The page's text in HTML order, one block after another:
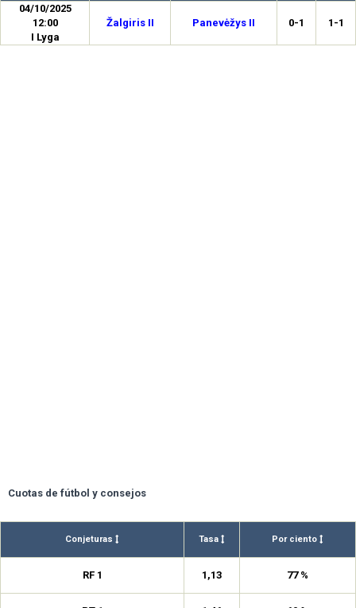
04/10/2025
12:00
I Lyga
Žalgiris II Panevėžys II 0-1 1-1
Cuotas de fútbol y consejos
Conjeturas Tasa Por ciento
RF 1 1,13 77 %